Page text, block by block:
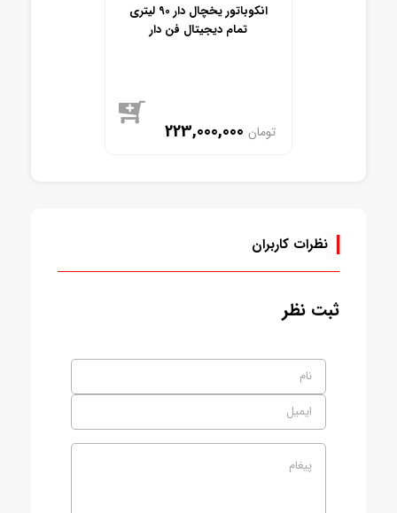
انکوباتور یخچال دار 90 لیتری
تمام دیجیتال فن دار
223,000,000 تومان
نظرات کاربران
ثبت نظر